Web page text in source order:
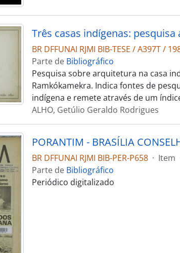
BR DFFUNAI RJMI BIB-TESE / A397T /
Parte de Bibliográfico
Pesquisa sobre arquitetura na casa
Ramkókamekra. Indica fontes de
indígena e remete através de um
ALHO, Getúlio Geraldo Rodrigues
BR DFFUNAI RJMI BIB-PER-P658 · Item
Parte de Bibliográfico
Periódico digitalizado